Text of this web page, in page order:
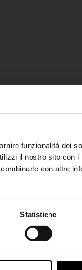
funzionalità dei
il nostro sito con
con altre
Statistiche
STATES?
price are based on
Club